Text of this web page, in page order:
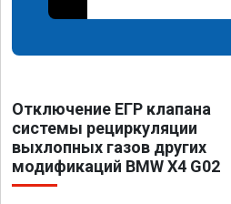
Отключение ЕГР клапана
системы рециркуляции
выхлопных газов других
модификаций BMW X4 G02